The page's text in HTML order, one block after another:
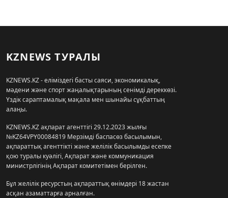
KZNEWS ТУРАЛЫ
KZNEWS.KZ - еліміздегі басты саяси, экономикалық,
мәдени және спорт жаңалықтарының сенімді дереккөзі.
Үздік сараптамалық мақала мен шынайы сұқбаттың
алаңы.
KZNEWS.KZ ақпарат агенттігі 29.12.2023 жылғы
№KZ64VPY00084819 Мерзімді баспасөз басылымын,
ақпараттық агенттікті және желілік басылымды есепке
қою туралы куәлігі, Ақпарат және коммуникация
министрлігінің Ақпарат комитетімен берілген.
Бұл желілік ресурстың ақпараттық өнімдері 18 жастан
асқан азаматтарға арналған.